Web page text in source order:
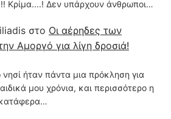
Κρίμα....! Δεν υπάρχουν άνθρωποι…
στο Οι αέρηδες των
Αμοργό για λίγη δροσιά!
νησί ήταν πάντα μια πρόκληση για
μου χρόνια, και περισσότερο η